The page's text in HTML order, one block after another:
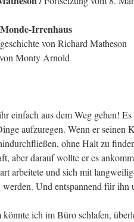
Irrenhaus
von Richard Matheson
Monty Arnold
einfach aus dem Weg gehen!
aufzuregen. Wenn er seinen
ohne Halt zu
aber darauf wollte er es
arbeitete und sich mit
Und entspannend für ihn
könnte ich im Büro schlafen,